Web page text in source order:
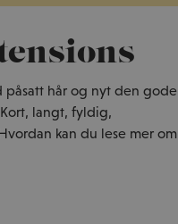
påsatt hår og nyt den gode
langt, fyldig,
kan du lese mer om